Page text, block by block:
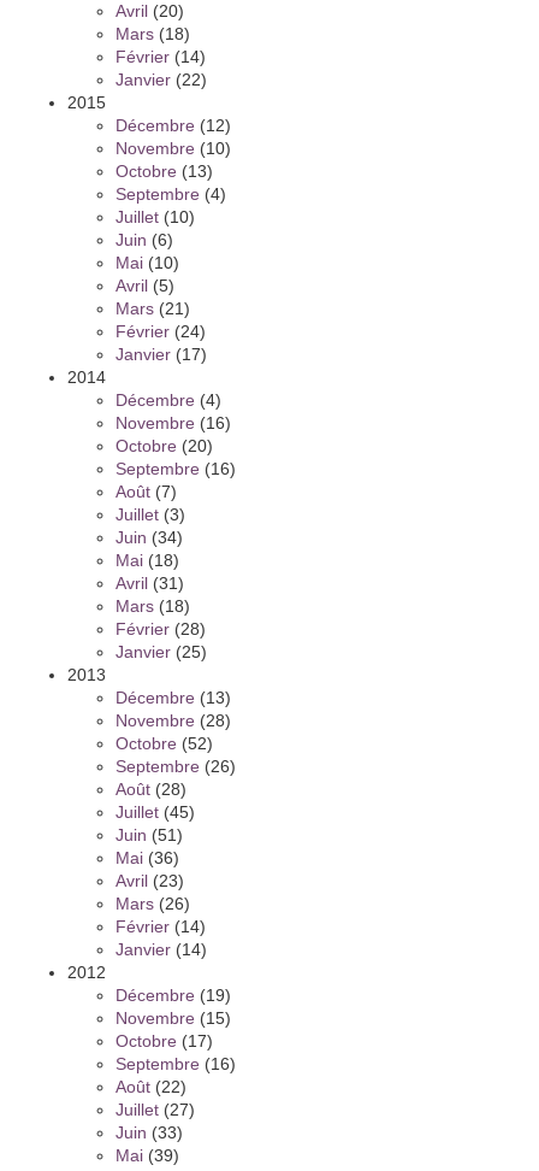
Avril (20)
Mars (18)
Février (14)
Janvier (22)
2015
Décembre (12)
Novembre (10)
Octobre (13)
Septembre (4)
Juillet (10)
Juin (6)
Mai (10)
Avril (5)
Mars (21)
Février (24)
Janvier (17)
2014
Décembre (4)
Novembre (16)
Octobre (20)
Septembre (16)
Août (7)
Juillet (3)
Juin (34)
Mai (18)
Avril (31)
Mars (18)
Février (28)
Janvier (25)
2013
Décembre (13)
Novembre (28)
Octobre (52)
Septembre (26)
Août (28)
Juillet (45)
Juin (51)
Mai (36)
Avril (23)
Mars (26)
Février (14)
Janvier (14)
2012
Décembre (19)
Novembre (15)
Octobre (17)
Septembre (16)
Août (22)
Juillet (27)
Juin (33)
Mai (39)